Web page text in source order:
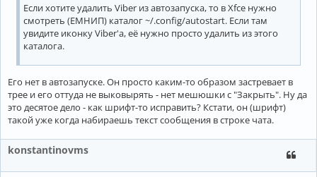
Если хотите удалить Viber из автозапуска, то в Xfce нужно
смотреть (ЕМНИП) каталог ~/.config/autostart. Если там
увидите иконку Viber'а, её нужно просто удалить из этого
каталога.
Его нет в автозапуске. Он просто каким-то образом застревает в
трее и его оттуда не выковырять - нет мешюшки с "Закрыть". Ну да
это десятое дело - как шрифт-то исправить? Кстати, он (шрифт)
такой уже когда набираешь текст сообщения в строке чата.
konstantinovms